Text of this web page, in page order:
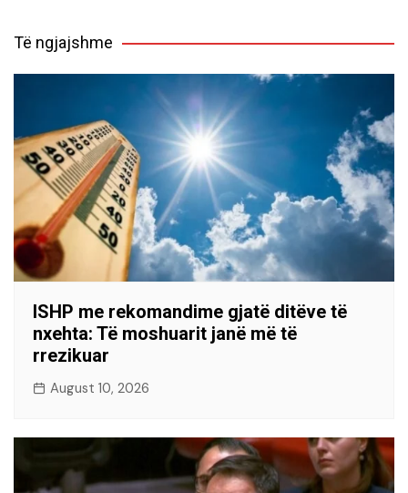
Të ngjajshme
ISHP me rekomandime gjatë ditëve të
nxehta: Të moshuarit janë më të
rrezikuar
August 10, 2026